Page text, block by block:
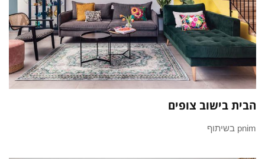
הבית בישוב צופים
pnim בשיתוף